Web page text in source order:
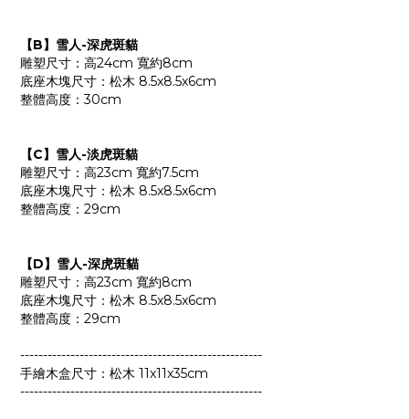
【B】雪人-深虎斑貓
雕塑尺寸：高24cm 寬約8cm
底座木塊尺寸：松木 8.5x8.5x6cm
整體高度：30cm
【C】雪人-淡虎斑貓
雕塑尺寸：高23cm 寬約7.5cm
底座木塊尺寸：松木 8.5x8.5x6cm
整體高度：29cm
【D】雪人-深虎斑貓
雕塑尺寸：高23cm 寬約8cm
底座木塊尺寸：松木 8.5x8.5x6cm
整體高度：29cm
-----------------------------------------------------
手繪木盒尺寸：松木 11x11x35cm
-----------------------------------------------------